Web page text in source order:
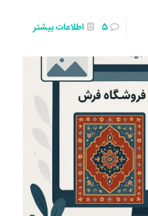
5 اطلاعات بیشتر